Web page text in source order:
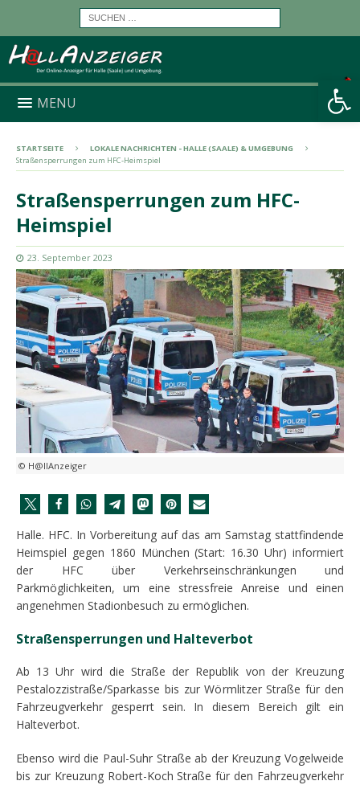
Werkzeugleiste öffnen
MENU
STARTSEITE
LOKALE NACHRICHTEN - HALLE (SAALE) & UMGEBUNG
Straßensperrungen zum HFC-Heimspiel
Straßensperrungen zum HFC-
Heimspiel
23. September 2023
© H@llAnzeiger
Halle. HFC. In Vorbereitung auf das am Samstag stattfindende
Heimspiel gegen 1860 München (Start: 16.30 Uhr) informiert
der HFC über Verkehrseinschränkungen und
Parkmöglichkeiten, um eine stressfreie Anreise und einen
angenehmen Stadionbesuch zu ermöglichen.
Straßensperrungen und Halteverbot
Ab 13 Uhr wird die Straße der Republik von der Kreuzung
Pestalozzistraße/Sparkasse bis zur Wörmlitzer Straße für den
Fahrzeugverkehr gesperrt sein. In diesem Bereich gilt ein
Halteverbot.
Ebenso wird die Paul-Suhr Straße ab der Kreuzung Vogelweide
bis zur Kreuzung Robert-Koch Straße für den Fahrzeugverkehr